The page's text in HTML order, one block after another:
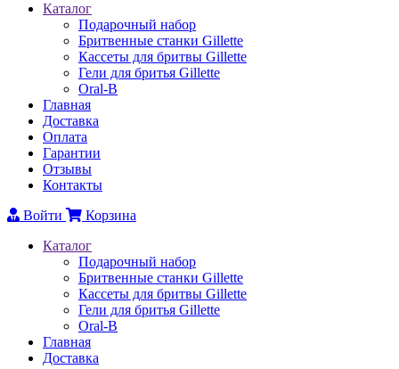
Каталог
Подарочный набор
Бритвенные станки Gillette
Каcсеты для бритвы Gillette
Гели для бритья Gillette
Oral-B
Главная
Доставка
Оплата
Гарантии
Отзывы
Контакты
Войти
Корзина
Каталог
Подарочный набор
Бритвенные станки Gillette
Каcсеты для бритвы Gillette
Гели для бритья Gillette
Oral-B
Главная
Доставка